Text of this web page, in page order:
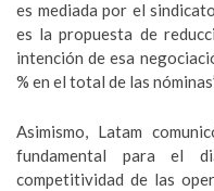
es mediada por el
es la propuesta de
intención de esa
% en el total de las
Asimismo, Latam
fundamental para el
competitividad de las